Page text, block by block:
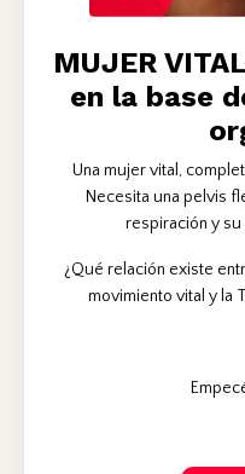
MUJER
en la base
Una mujer vital,
Necesita una pelvis
respiración y
¿Qué relación existe
movimiento vital y la